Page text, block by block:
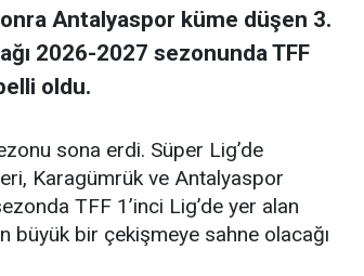
Antalyaspor küme düşen 3.
2026-2027 sezonunda TFF
oldu.
sona erdi. Süper Lig’de
Karagümrük ve Antalyaspor
TFF 1’inci Lig’de yer alan
büyük bir çekişmeye sahne olacağı